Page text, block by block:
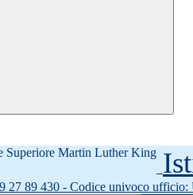
27 89 430 - Codice univoco ufficio: